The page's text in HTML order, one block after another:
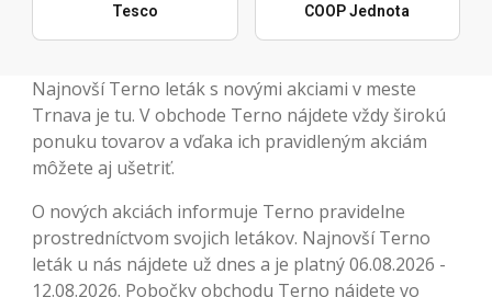
Tesco COOP Jednota
Najnovší Terno leták s novými akciami v meste
Trnava je tu. V obchode Terno nájdete vždy širokú
ponuku tovarov a vďaka ich pravidleným akciám
môžete aj ušetriť.
O nových akciách informuje Terno pravidelne
prostredníctvom svojich letákov. Najnovší Terno
leták u nás nájdete už dnes a je platný 06.08.2026 -
12.08.2026. Pobočky obchodu Terno nájdete vo